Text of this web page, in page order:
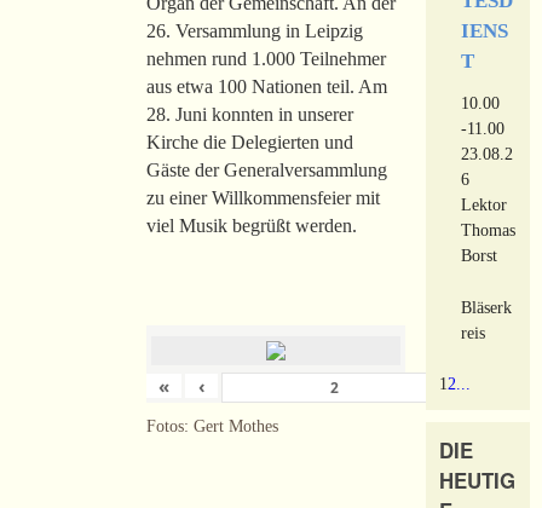
26. Versammlung in Leipzig
nehmen rund 1.000 Teilnehmer
aus etwa 100 Nationen teil. Am
28. Juni konnten in unserer
Kirche die Delegierten und
Gäste der Generalversammlung
zu einer Willkommensfeier mit
viel Musik begrüßt werden.
« ‹ von
Fotos: Gert Mothes
IENS
T
10.00
-11.00
23.08.2
6
Lektor
Thomas
Borst
Bläserk
reis
12...
DIE
HEUTIG